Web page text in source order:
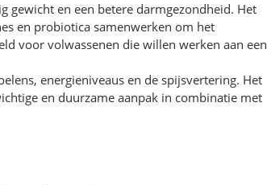
gewicht en een betere darmgezondheid. Het
en probiotica samenwerken om het
voor volwassenen die willen werken aan een
energieniveaus en de spijsvertering. Het
en duurzame aanpak in combinatie met